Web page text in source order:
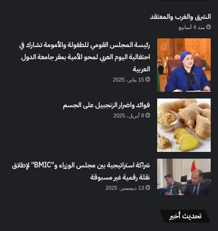
الشرق والغرب والمعتقد
منذ 4 أسابيع
رئيسة المجلس القومي للطفولة والأمومة تشارك في
احتفالية اليوم العربي لمحو الأمية بمقر جامعة الدول
العربية
15 يناير، 2025
فوائد واضرار الزنجبيل على الجسم
8 أبريل، 2025
شراكة استراتيجية بين مجلس الوزراء و”BMIC” لإطلاق
نقلة رقمية غير مسبوقة
13 ديسمبر، 2025
تحديث أخير